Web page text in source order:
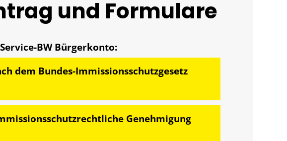
und Formulare
dem Bundes-Immissionsschutzgesetz
Genehmigung